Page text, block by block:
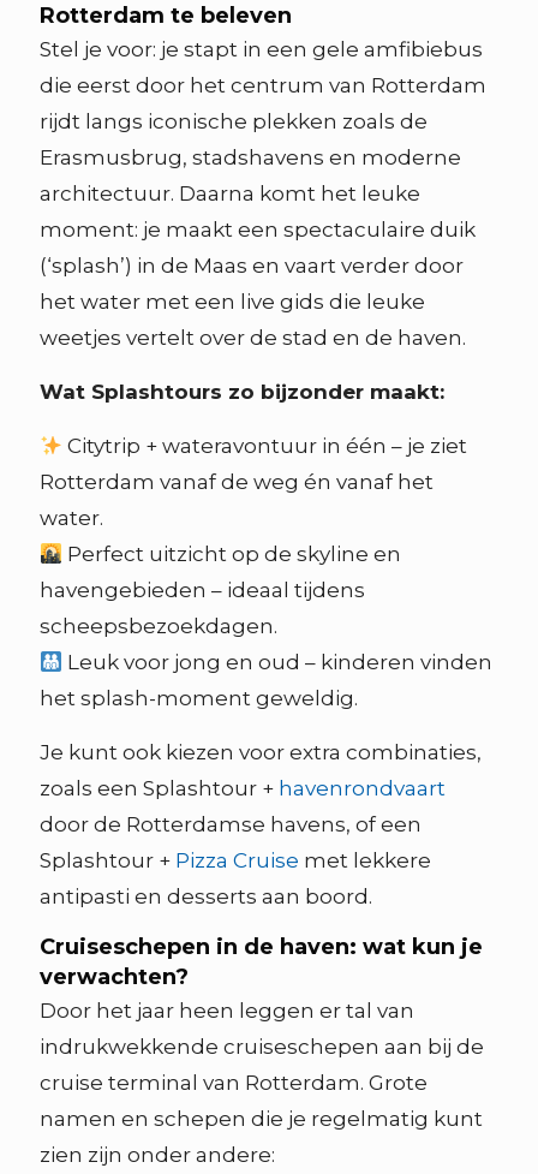
Rotterdam te beleven
Stel je voor: je stapt in een gele amfibiebus
die eerst door het centrum van Rotterdam
rijdt langs iconische plekken zoals de
Erasmusbrug, stadshavens en moderne
architectuur. Daarna komt het leuke
moment: je maakt een spectaculaire duik
(‘splash’) in de Maas en vaart verder door
het water met een live gids die leuke
weetjes vertelt over de stad en de haven.
Wat Splashtours zo bijzonder maakt:
Citytrip + wateravontuur in één – je ziet
Rotterdam vanaf de weg én vanaf het
water.
Perfect uitzicht op de skyline en
havengebieden – ideaal tijdens
scheepsbezoekdagen.
Leuk voor jong en oud – kinderen vinden
het splash-moment geweldig.
Je kunt ook kiezen voor extra combinaties,
zoals een Splashtour + havenrondvaart
door de Rotterdamse havens, of een
Splashtour + Pizza Cruise met lekkere
antipasti en desserts aan boord.
Cruiseschepen in de haven: wat kun je
verwachten?
Door het jaar heen leggen er tal van
indrukwekkende cruiseschepen aan bij de
cruise terminal van Rotterdam. Grote
namen en schepen die je regelmatig kunt
zien zijn onder andere: